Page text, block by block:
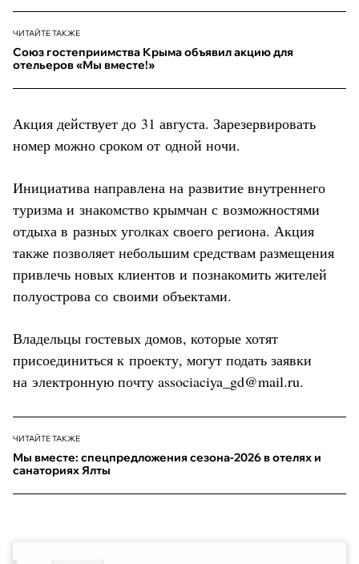
ЧИТАЙТЕ ТАКЖЕ
Союз гостеприимства Крыма объявил акцию для
отельеров «Мы вместе!»
Акция действует до 31 августа. Зарезервировать
номер можно сроком от одной ночи.
Инициатива направлена на развитие внутреннего
туризма и знакомство крымчан с возможностями
отдыха в разных уголках своего региона. Акция
также позволяет небольшим средствам размещения
привлечь новых клиентов и познакомить жителей
полуострова со своими объектами.
Владельцы гостевых домов, которые хотят
присоединиться к проекту, могут подать заявки
на электронную почту associaciya_gd@mail.ru.
ЧИТАЙТЕ ТАКЖЕ
Мы вместе: спецпредложения сезона-2026 в отелях и
санаториях Ялты